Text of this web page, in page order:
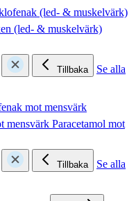
(led- & muskelvärk)
(led- & muskelvärk)
Tillbaka
Se alla
mot mensvärk
mensvärk Paracetamol mot
Tillbaka
Se alla